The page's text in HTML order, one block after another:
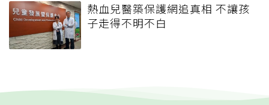
熱血兒醫築保護網追真相 不讓孩
子走得不明不白